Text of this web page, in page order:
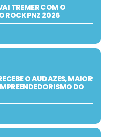
TREMER COM O
ROCK PNZ 2026
O AUDAZES, MAIOR
DO